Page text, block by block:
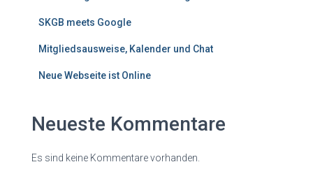
SKGB meets Google
Mitgliedsausweise, Kalender und Chat
Neue Webseite ist Online
Neueste Kommentare
Es sind keine Kommentare vorhanden.